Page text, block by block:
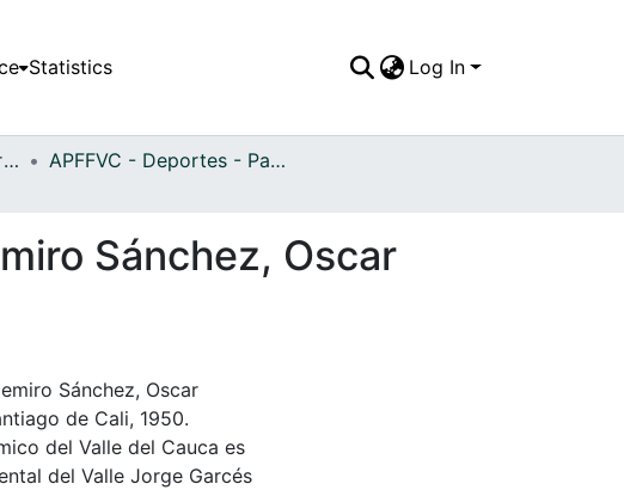
Statistics Log In
La Educación y el Deporte
APFFVC - Deportes - Patrimonial
Sánchez, Oscar
Sánchez, Oscar
de Cali, 1950.
del Valle del Cauca es
del Valle Jorge Garcés